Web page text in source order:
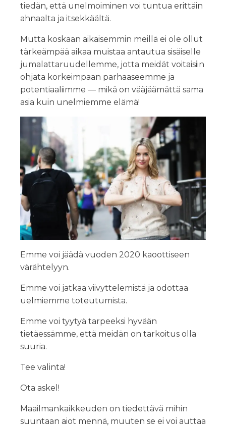
tiedän, että unelmoiminen voi tuntua erittäin
ahnaalta ja itsekkäältä.
Mutta koskaan aikaisemmin meillä ei ole ollut
tärkeämpää aikaa muistaa antautua sisäiselle
jumalattaruudellemme, jotta meidät voitaisiin
ohjata korkeimpaan parhaaseemme ja
potentiaaliimme — mikä on vääjäämättä sama
asia kuin unelmiemme elämä!
Emme voi jäädä vuoden 2020 kaoottiseen
värähtelyyn.
Emme voi jatkaa viivyttelemistä ja odottaa
uelmiemme toteutumista.
Emme voi tyytyä tarpeeksi hyvään
tietäessämme, että meidän on tarkoitus olla
suuria.
Tee valinta!
Ota askel!
Maailmankaikkeuden on tiedettävä mihin
suuntaan aiot mennä, muuten se ei voi auttaa